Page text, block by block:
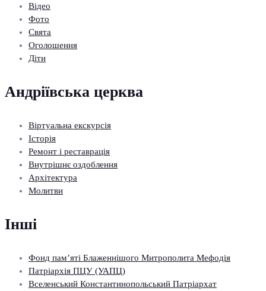
Відео
Фото
Свята
Оголошення
Діти
Андріївська церква
Віртуальна екскурсія
Історія
Ремонт і реставрація
Внутрішнє оздоблення
Архітектура
Молитви
Інші
Фонд пам’яті Блаженнішого Митрополита Мефодія
Патріархія ПЦУ (УАПЦ)
Вселенський Константинопольський Патріархат